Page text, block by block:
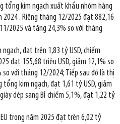
tổng kim ngạch xuất khẩu nhóm hàng
2024 . Riêng tháng 12/2025 đạt 882,16
2025 và tăng 24,3% so với tháng
đạt trên 1,83 tỷ USD, chiếm
đạt 155,68 triệu USD, giảm 12,1% so
với tháng 12/2024; Tiếp sau đó là thị
tổng kim ngạch, đạt 1,61 tỷ USD, giảm
dép sang Bỉ chiếm 5,1%, đạt 1,22 tỷ
trong năm 2025 đạt trên 6,02 tỷ